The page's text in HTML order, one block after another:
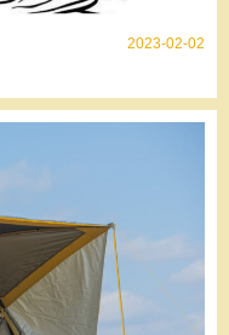
2023-02-02